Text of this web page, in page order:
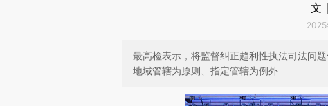
文
最高检表示，将监督纠正趋利性执法司法问
地域管辖为原则、指定管辖为例外